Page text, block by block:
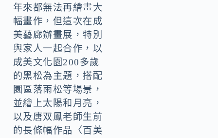
年來都無法再繪畫大
幅畫作，但這次在成
美藝廊辦畫展，特別
與家人一起合作，以
成美文化園200多歲
的黑松為主題，搭配
園區落雨松等場景，
並繪上太陽和月亮，
以及唐双鳳老師生前
的長條幅作品〈百美